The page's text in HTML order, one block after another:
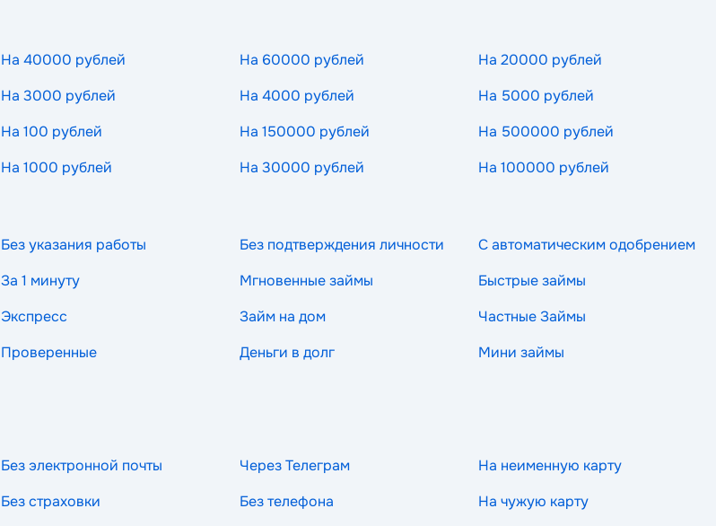
На 40000 рублей На 60000 рублей
На 20000 рублей
На 3000 рублей На 4000 рублей
На 5000 рублей
На 100 рублей На 150000 рублей
На 500000 рублей
На 1000 рублей На 30000 рублей На 100000 рублей
Без указания работы Без подтверждения личности
С автоматическим одобрением
За 1 минуту Мгновенные займы
Быстрые займы
Экспресс Займ на дом
Частные Займы
Проверенные Деньги в долг
Мини займы
Без электронной почты Через Телеграм
На неименную карту
Без страховки Без телефона
На чужую карту